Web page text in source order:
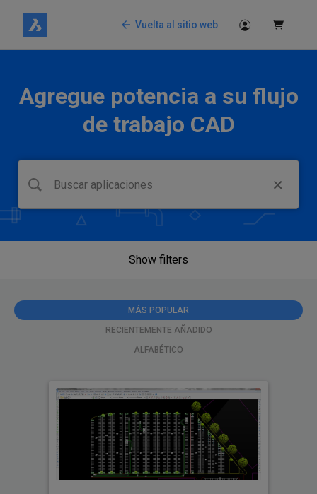
Vuelta al sitio web
Agregue potencia a su flujo
de trabajo CAD
Show filters
MÁS POPULAR
RECIENTEMENTE AÑADIDO
ALFABÉTICO